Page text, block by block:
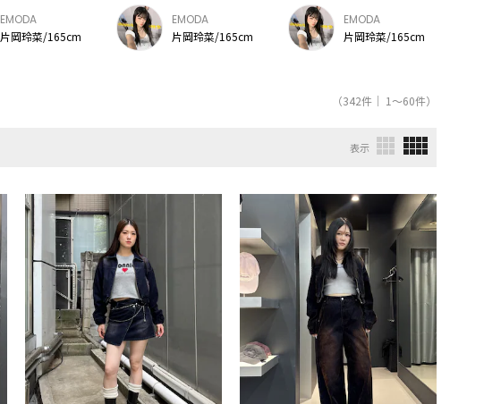
EMODA
片岡玲菜/165cm
EMODA
片岡玲菜/165cm
EMODA
片岡玲菜/165cm
（342件｜ 1～60件）
表示